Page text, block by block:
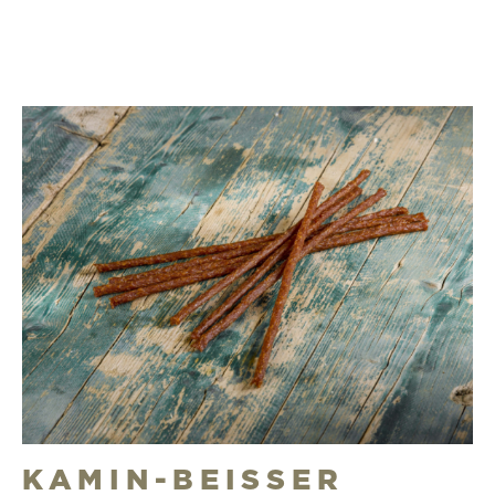
KAMIN-BEISSER